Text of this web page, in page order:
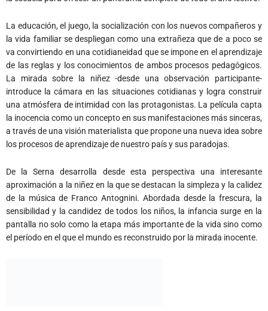
La educación, el juego, la socialización con los nuevos compañeros y
la vida familiar se despliegan como una extrañeza que de a poco se
va convirtiendo en una cotidianeidad que se impone en el aprendizaje
de las reglas y los conocimientos de ambos procesos pedagógicos.
La mirada sobre la niñez -desde una observación participante-
introduce la cámara en las situaciones cotidianas y logra construir
una atmósfera de intimidad con las protagonistas. La película capta
la inocencia como un concepto en sus manifestaciones más sinceras,
a través de una visión materialista que propone una nueva idea sobre
los procesos de aprendizaje de nuestro país y sus paradojas.
De la Serna desarrolla desde esta perspectiva una interesante
aproximación a la niñez en la que se destacan la simpleza y la calidez
de la música de Franco Antognini. Abordada desde la frescura, la
sensibilidad y la candidez de todos los niños, la infancia surge en la
pantalla no solo como la etapa más importante de la vida sino como
el período en el que el mundo es reconstruido por la mirada inocente.